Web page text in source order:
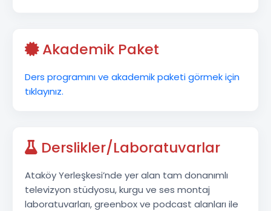
Akademik Paket
Ders programını ve akademik paketi görmek için
tıklayınız.
Derslikler/Laboratuvarlar
Ataköy Yerleşkesi’nde yer alan tam donanımlı
televizyon stüdyosu, kurgu ve ses montaj
laboratuvarları, greenbox ve podcast alanları ile